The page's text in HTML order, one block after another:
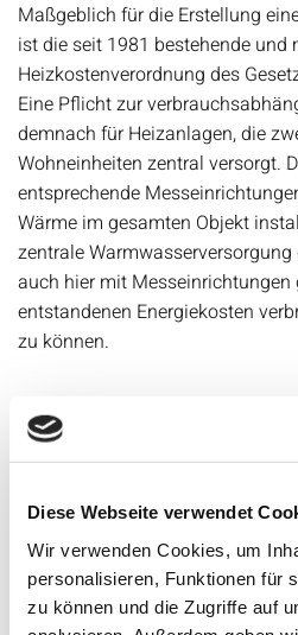
Diese Webseite verwendet
Wir verwenden Cookies, um
personalisieren, Funktionen für
zu können und die Zugriffe auf
Maßgeblich für die Erstellung
ist die seit 1981 bestehende und
Heizkostenverordnung des
Eine Pflicht zur
demnach für Heizanlagen, die
Wohneinheiten zentral versorgt.
entsprechende
Wärme im gesamten Objekt
zentrale
auch hier mit Messeinrichtungen
entstandenen Energiekosten
zu können.
vorab Besichtigung Ihres
Datenaufnahme und
selbstverständlich unter
Gesichtspunkten
individuelles Kauf- oder
Produkte